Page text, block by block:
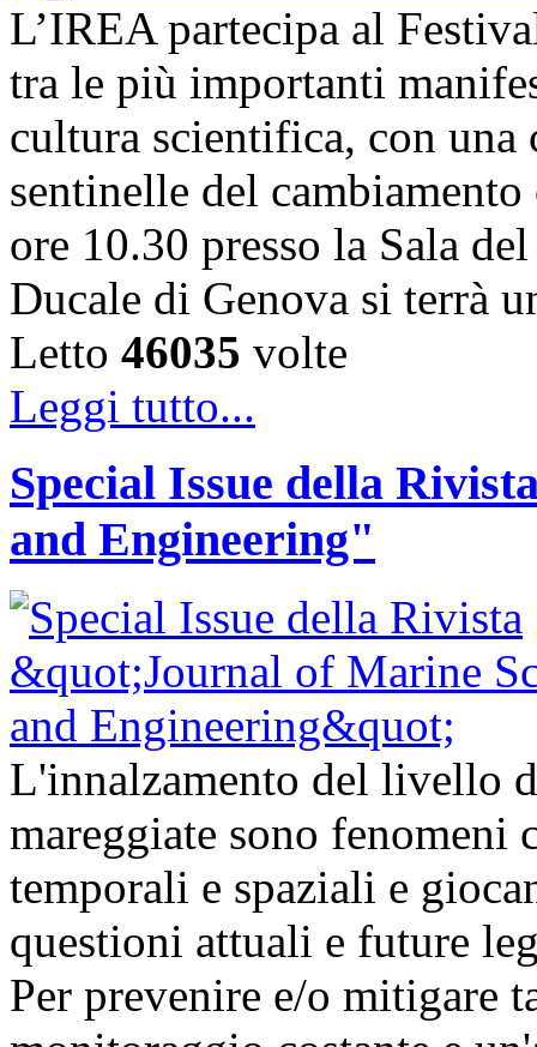
L’IREA partecipa al
tra le più importanti
cultura scientifica, con
sentinelle del
ore 10.30 presso la Sala
Ducale di Genova si terrà
Letto 46035 volte
Leggi tutto...
Special Issue della
and Engineering"
L'innalzamento del livello
mareggiate sono fenomeni
temporali e spaziali e
questioni attuali e future
Per prevenire e/o mitigare